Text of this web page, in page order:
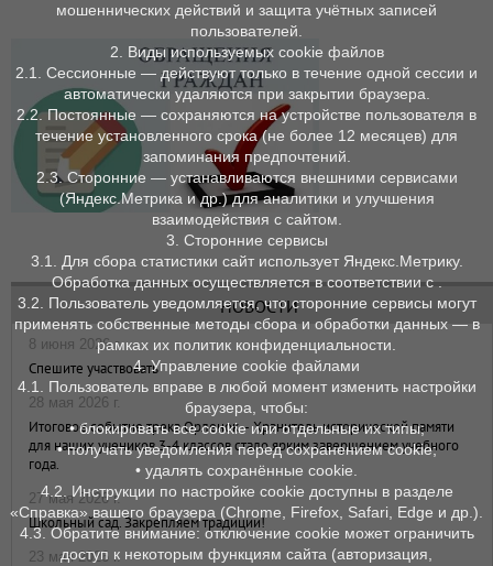
НОВОСТИ
8 июня 2026 г.
Спешите участвовать
28 мая 2026 г.
Итоговое событие трека Орленок – Хранитель исторической памяти
для наших учеников 3-4 классов стало ярким завершением учебного
года.
27 мая 2026 г.
Школьный сад. Закрепляем традиции!
23 мая 2026 г.
мошеннических действий и защита учётных записей
пользователей.
2. Виды используемых cookie файлов
2.1. Сессионные — действуют только в течение одной сессии и
автоматически удаляются при закрытии браузера.
2.2. Постоянные — сохраняются на устройстве пользователя в
течение установленного срока (не более 12 месяцев) для
запоминания предпочтений.
2.3. Сторонние — устанавливаются внешними сервисами
(Яндекс.Метрика и др.) для аналитики и улучшения
взаимодействия с сайтом.
3. Сторонние сервисы
3.1. Для сбора статистики сайт использует Яндекс.Метрику.
Обработка данных осуществляется в соответствии с .
3.2. Пользователь уведомляется, что сторонние сервисы могут
применять собственные методы сбора и обработки данных — в
рамках их политик конфиденциальности.
4. Управление cookie файлами
4.1. Пользователь вправе в любой момент изменить настройки
браузера, чтобы:
• блокировать все cookie или отдельные их типы;
• получать уведомления перед сохранением cookie;
• удалять сохранённые cookie.
4.2. Инструкции по настройке cookie доступны в разделе
«Справка» вашего браузера (Chrome, Firefox, Safari, Edge и др.).
4.3. Обратите внимание: отключение cookie может ограничить
доступ к некоторым функциям сайта (авторизация,